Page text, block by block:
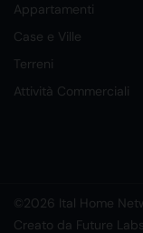
Appartamenti
Case e Ville
Terreni
Attività Commerciali
©2026 Ital Home
Creato da Future Labs